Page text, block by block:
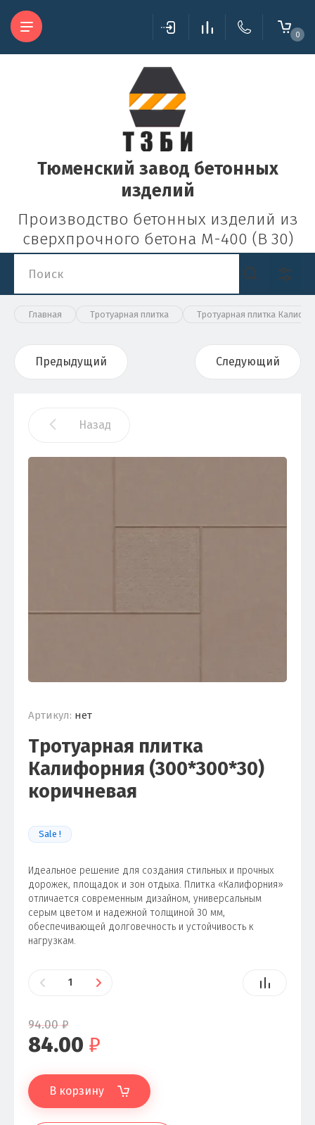
Тюменский завод бетонных
изделий
Производство бетонных изделий из
сверхпрочного бетона М-400 (В 30)
0
Главная Тротуарная плитка Тротуарная плитка
Предыдущий Следующий
Назад
Артикул: нет
Тротуарная плитка
Калифорния (300*300*30)
коричневая
Sale !
Идеальное решение для создания стильных и прочных
дорожек, площадок и зон отдыха. Плитка «Калифорния»
отличается современным дизайном, универсальным
серым цветом и надежной толщиной 30 мм,
обеспечивающей долговечность и устойчивость к
нагрузкам.
94.00 ₽
84.00 ₽
В корзину